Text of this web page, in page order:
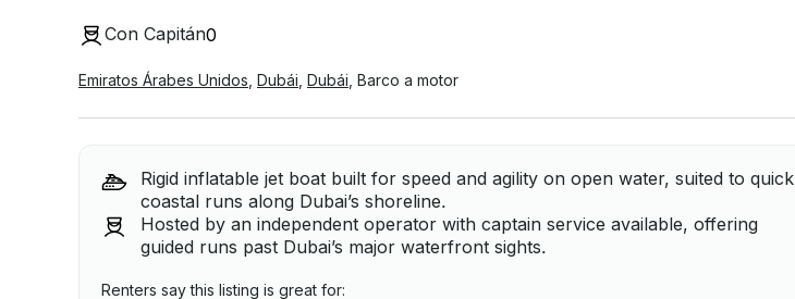
Con Capitán0
Emiratos Árabes Unidos Dubái Dubái Barco a motor
Rigid inflatable jet boat built for speed and agility on open water, suited to quick
coastal runs along Dubai’s shoreline.
Hosted by an independent operator with captain service available, offering
guided runs past Dubai’s major waterfront sights.
Renters say this listing is great for: